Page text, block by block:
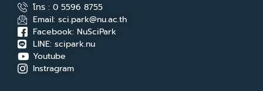
โทร : 0 5596 8755
Email: sci.park@nu.ac.th
Facebook: NuSciPark
LINE: scipark.nu
Youtube
Instragram